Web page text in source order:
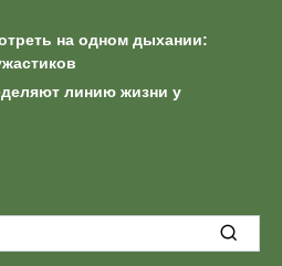
на одном дыхании:
линию жизни у